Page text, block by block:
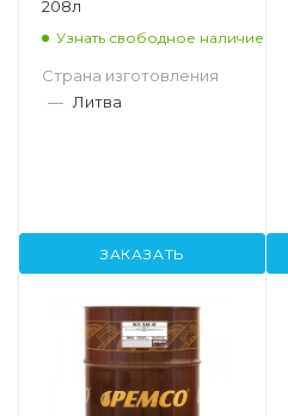
208л
Узнать свободное наличие
Страна изготовления
— Литва
ЗАКАЗАТЬ